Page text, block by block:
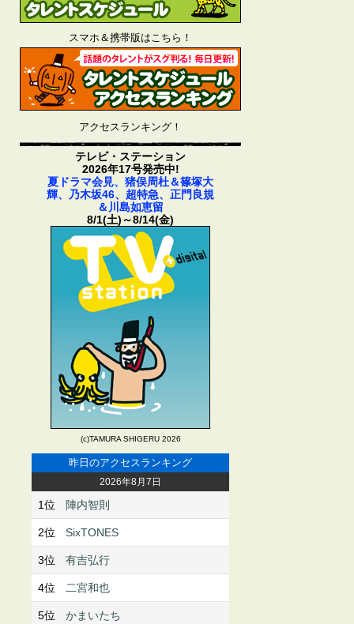
スマホ＆携帯版はこちら！
アクセスランキング！
テレビ・ステーション
2026年17号発売中!
夏ドラマ会見、猪俣周杜＆篠塚大
輝、乃木坂46、超特急、正門良規
＆川島如恵留
8/1(土)～8/14(金)
(c)TAMURA SHIGERU 2026
昨日のアクセスランキング
2026年8月7日
1位 陣内智則
2位 SixTONES
3位 有吉弘行
4位 二宮和也
5位 かまいたち